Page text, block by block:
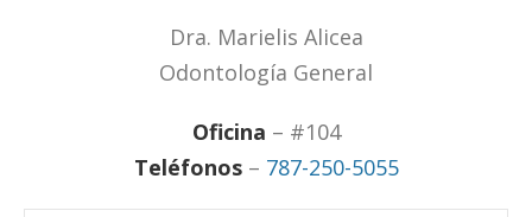
Dra. Marielis Alicea
Odontología General
Oficina – #104
Teléfonos– 787-250-5055